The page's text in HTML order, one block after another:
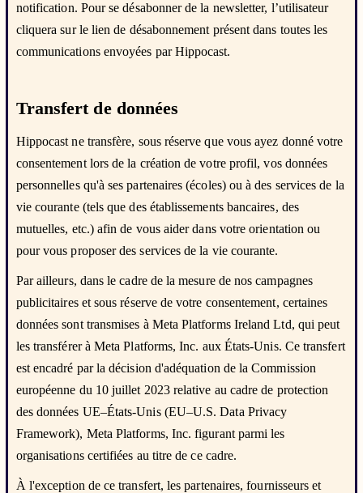
notification. Pour se désabonner de la newsletter, l’utilisateur
cliquera sur le lien de désabonnement présent dans toutes les
communications envoyées par Hippocast.
Transfert de données
Hippocast ne transfère, sous réserve que vous ayez donné votre
consentement lors de la création de votre profil, vos données
personnelles qu'à ses partenaires (écoles) ou à des services de la
vie courante (tels que des établissements bancaires, des
mutuelles, etc.) afin de vous aider dans votre orientation ou
pour vous proposer des services de la vie courante.
Par ailleurs, dans le cadre de la mesure de nos campagnes
publicitaires et sous réserve de votre consentement, certaines
données sont transmises à Meta Platforms Ireland Ltd, qui peut
les transférer à Meta Platforms, Inc. aux États-Unis. Ce transfert
est encadré par la décision d'adéquation de la Commission
européenne du 10 juillet 2023 relative au cadre de protection
des données UE–États-Unis (EU–U.S. Data Privacy
Framework), Meta Platforms, Inc. figurant parmi les
organisations certifiées au titre de ce cadre.
À l'exception de ce transfert, les partenaires, fournisseurs et